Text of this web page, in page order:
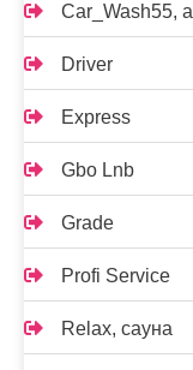
Car_Wash55,
Driver
Express
Gbo Lnb
Grade
Profi Service
Relax, сауна